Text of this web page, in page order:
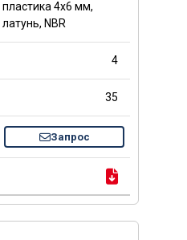
пластика 4x6 мм,
латунь, NBR
4
35
Запрос